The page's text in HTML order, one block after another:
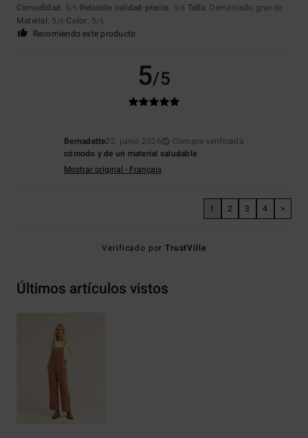
Comodidad: 5/5 Relación calidad-precio: 5/5 Talla: Demasiado grande
Material: 5 /5 Color: 5/5
Recomiendo este producto
5/5
Bernadette22. junio 2026
Compra verificada
cómodo y de un material saludable
Mostrar original - Français
1 2 3 4 >
Verificado porTrustVille
Últimos artículos vistos